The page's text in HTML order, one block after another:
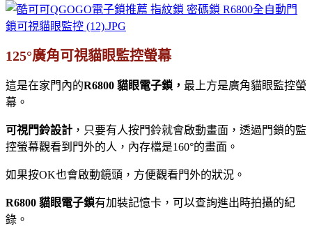
125°廣角可視貓眼監控螢幕
這是在家門內的R6800 貓眼電子鎖， 最上方是廣角貓眼監控螢
幕。
可視門鈴設計 ，只要有人按門鈴就會啟動畫面，透過門鎖的監
控螢幕觀看到門外的人，內存檔是160°的畫面。
如果按OK也會啟動鏡頭，方便觀看門外的狀況。
R6800 貓眼電子鎖有加裝記憶卡，可以查詢進出時拍攝的紀
錄。